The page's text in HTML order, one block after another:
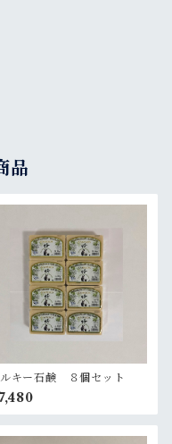
品
ルキー石鹸 ８個セット